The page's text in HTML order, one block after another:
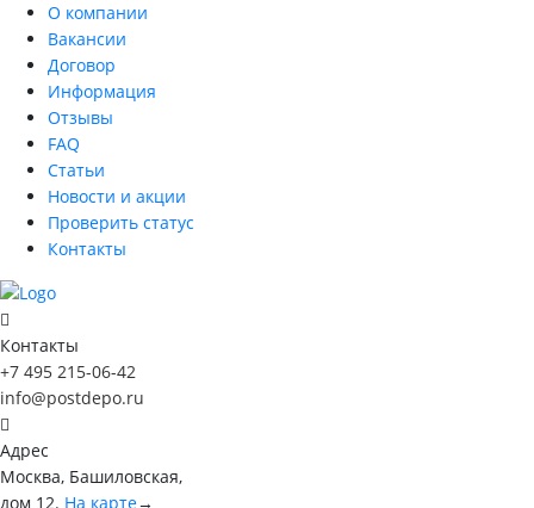
О компании
Вакансии
Договор
Информация
Отзывы
FAQ
Статьи
Новости и акции
Проверить статус
Контакты
Контакты
+7 495 215-06-42
info@postdepo.ru
Адрес
Москва, Башиловская,
дом 12. На карте→